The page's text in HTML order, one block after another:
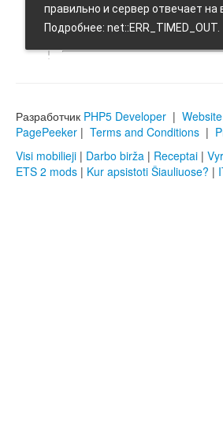
Разработчик PHP5 Developer |
PagePeeker | Terms and Conditions |
Visi mobilieji | Darbo birža | Receptai |
ETS 2 mods | Kur apsistoti Šiauliuose? |